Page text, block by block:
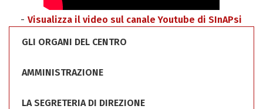
Visualizza il video sul canale Youtube di SInAPsi
GLI ORGANI DEL CENTRO
AMMINISTRAZIONE
LA SEGRETERIA DI DIREZIONE